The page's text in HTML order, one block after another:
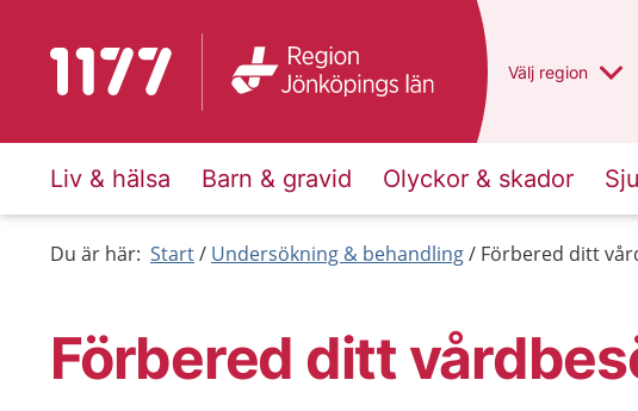
Till startsidan för 1177 Du har valt
Välj en annan
region
Liv & hälsa Barn & gravid Olyckor & skador
Du är här: Start Undersökning & behandling Förbered ditt
Förbered ditt